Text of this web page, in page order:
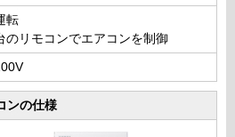
転
のリモコンでエアコンを制御
ンの仕様